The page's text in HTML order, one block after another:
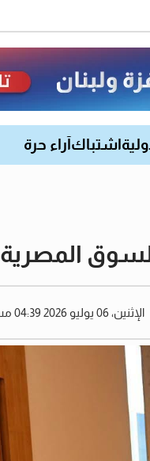
اشتباك آراء حرة
المصرية
الإثنين، 06 يوليو 2026 04:39 مساءً